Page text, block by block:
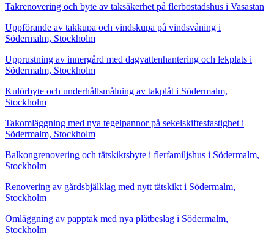
Takrenovering och byte av taksäkerhet på flerbostadshus i Vasastan
Uppförande av takkupa och vindskupa på vindsvåning i
Södermalm, Stockholm
Upprustning av innergård med dagvattenhantering och lekplats i
Södermalm, Stockholm
Kulörbyte och underhållsmålning av takplåt i Södermalm,
Stockholm
Takomläggning med nya tegelpannor på sekelskiftesfastighet i
Södermalm, Stockholm
Balkongrenovering och tätskiktsbyte i flerfamiljshus i Södermalm,
Stockholm
Renovering av gårdsbjälklag med nytt tätskikt i Södermalm,
Stockholm
Omläggning av papptak med nya plåtbeslag i Södermalm,
Stockholm